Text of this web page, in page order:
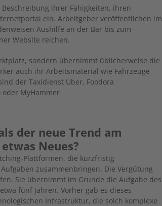
ihrer Fähigkeiten, ihren
ein. Arbeitgeber veröffentlichen im
Aushilfe an der Bar bis zum
Website reichen.
sondern übernimmt üblicherweise die
auch ihr Arbeitsmaterial wie Fahrzeuge
der Taxidienst Uber, Foodora
MyHammer
der neue Trend am
Neues?
Plattformen, die kurzfristig
zusammenbringen. Die Vergütung
Sie übernimmt im Grunde die Aufgabe des
fünf Jahren. Vorher gab es dieses
Infrastruktur, die solch komplexe